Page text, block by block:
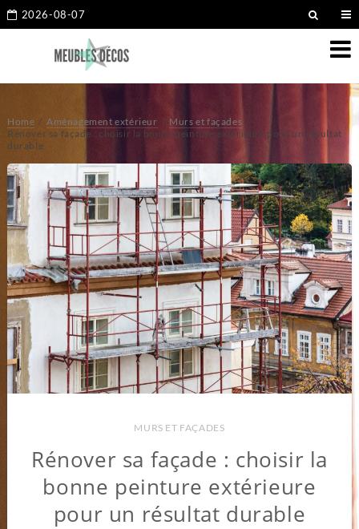
2026-08-07
Home Aménagement extérieur
Murs et façades
Rénover sa façade : choisir la bonne peinture extérieure pour un résultat
durable
MURS ET FAÇADES
Rénover sa façade : choisir la
bonne peinture extérieure
pour un résultat durable